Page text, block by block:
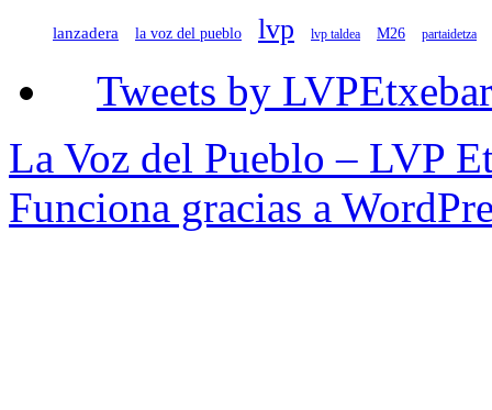
lanzadera la voz del pueblo lvp lvp taldea M26 partaidetza
Tweets by
La Voz del Pueblo – LVP
Funciona gracias a